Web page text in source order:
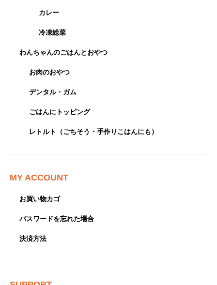
カレー
冷凍総菜
わんちゃんのごはんとおやつ
お肉のおやつ
デンタル・ガム
ごはんにトッピング
レトルト（ごちそう・手作りこはんにも）
MY ACCOUNT
お買い物カゴ
パスワードを忘れた場合
決済方法